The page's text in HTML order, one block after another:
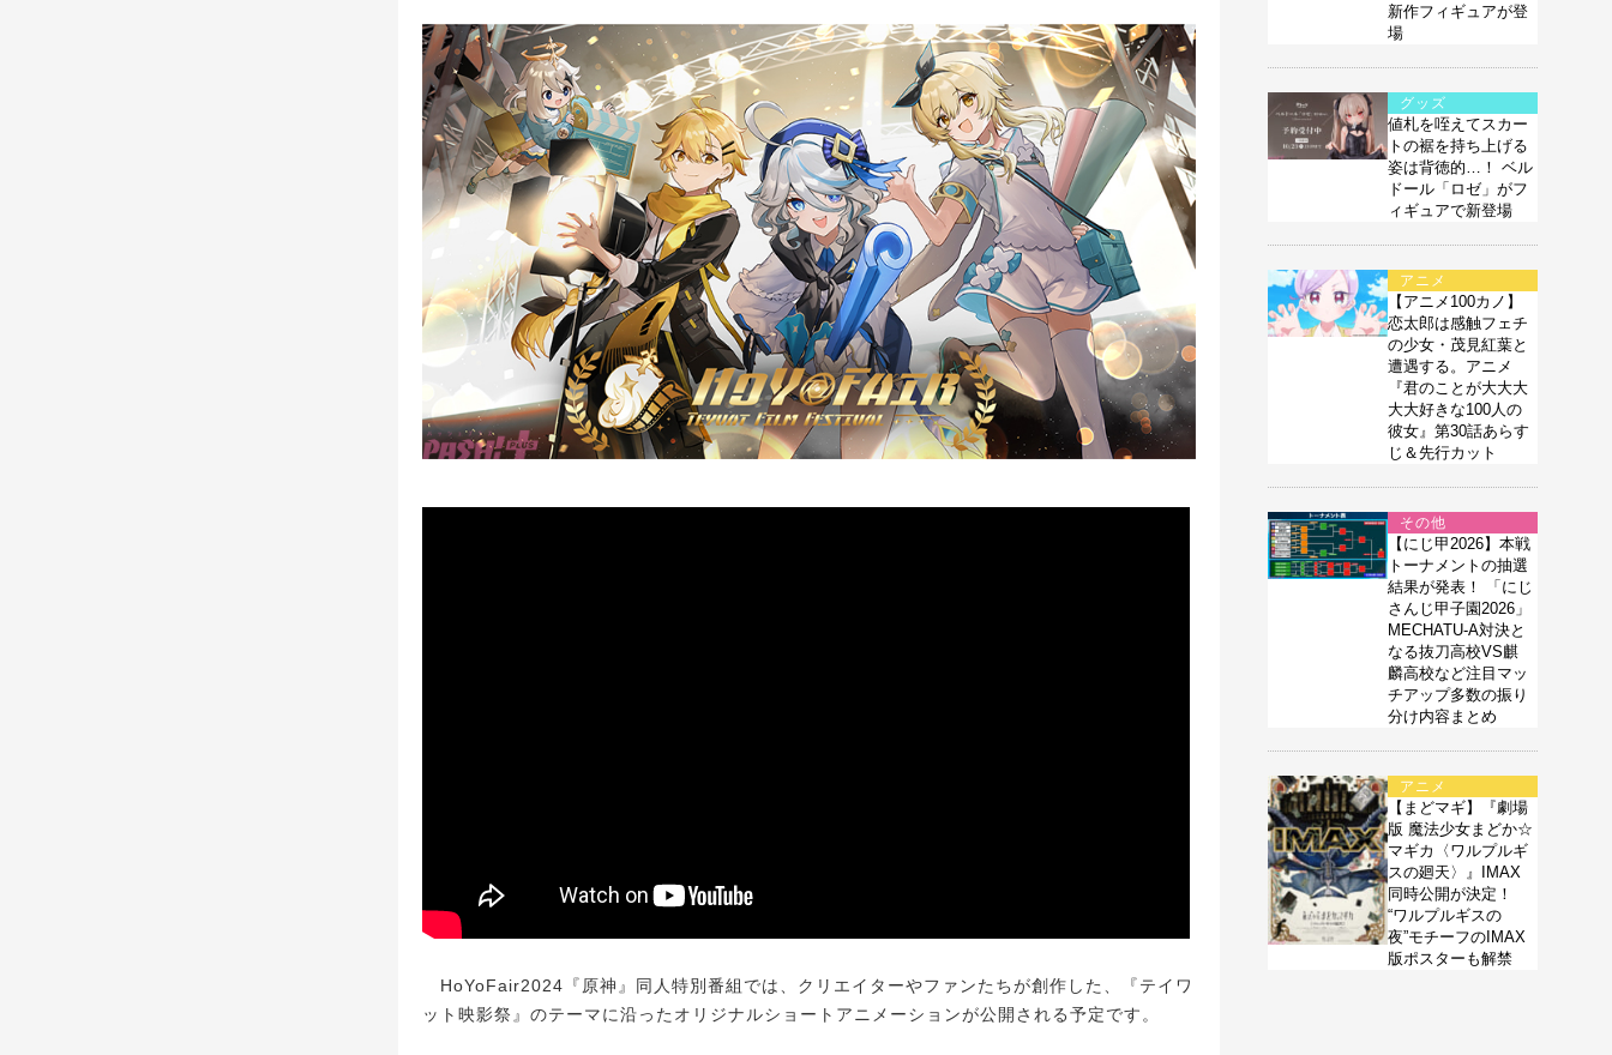
HoYoFair2024『原神』同人特別番組では、クリエイターやファンたちが創作した、『テイワ
ット映影祭』のテーマに沿ったオリジナルショートアニメーションが公開される予定です。
新作フィギュアが登
場
グッズ
値札を咥えてスカー
トの裾を持ち上げる
姿は背徳的…！ ベル
ドール「ロゼ」がフ
ィギュアで新登場
アニメ
【アニメ100カノ】
恋太郎は感触フェチ
の少女・茂見紅葉と
遭遇する。アニメ
『君のことが大大大
大大好きな100人の
彼女』第30話あらす
じ＆先行カット
その他
【にじ甲2026】本戦
トーナメントの抽選
結果が発表！ 「にじ
さんじ甲子園2026」
MECHATU-A対決と
なる抜刀高校VS麒
麟高校など注目マッ
チアップ多数の振り
分け内容まとめ
アニメ
【まどマギ】『劇場
版 魔法少女まどか☆
マギカ〈ワルプルギ
スの廻天〉』IMAX
同時公開が決定！
“ワルプルギスの
夜”モチーフのIMAX
版ポスターも解禁